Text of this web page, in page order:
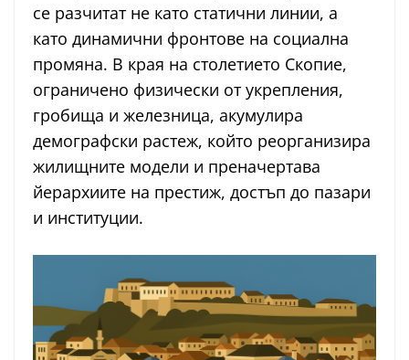
се разчитат не като статични линии, а
като динамични фронтове на социална
промяна. В края на столетието Скопие,
ограничено физически от укрепления,
гробища и железница, акумулира
демографски растеж, който реорганизира
жилищните модели и преначертава
йерархиите на престиж, достъп до пазари
и институции.